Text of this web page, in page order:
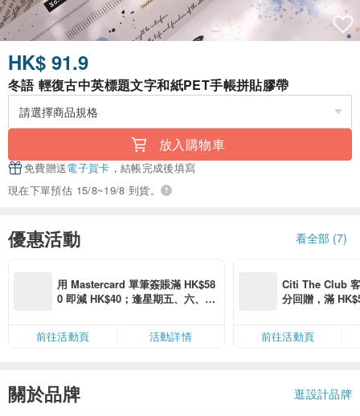
HK$ 91.9
冬語 輕復古中英標題文字和紙PET手帳拼貼膠帶
放入購物車
免費贈送電子賀卡 ，結帳完成後填寫
現在下單預估 15/8~19/8 到貨。
優惠活動 看全部 (7)
用 Mastercard 單筆簽賬滿 HK$58
0 即減 HK$40；逢星期五、六、日
卡」結帳）
前往活動頁 活動詳情
Citi The Club
分回贈，滿
前往活動頁
關於品牌 逛設計品牌